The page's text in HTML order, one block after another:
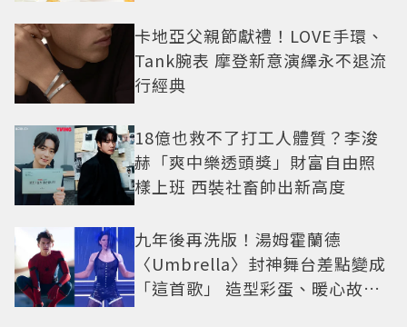
卡地亞父親節獻禮！LOVE手環、
Tank腕表 摩登新意演繹永不退流
行經典
18億也救不了打工人體質？李浚
赫「爽中樂透頭獎」財富自由照
樣上班 西裝社畜帥出新高度
九年後再洗版！湯姆霍蘭德
〈Umbrella〉封神舞台差點變成
「這首歌」 造型彩蛋、暖心故事